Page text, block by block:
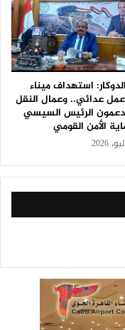
استهداف ميناء
عدائي.. وعمال النقل
الرئيس السيسي
الأمن القومي